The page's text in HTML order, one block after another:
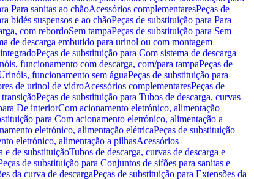
Para sanitas ao chãoAcessórios complementaresPeças de
bidés suspensos e ao chãoPeças de substituição para Para
com rebordoSem tampaPeças de substituição para Sem
de descarga embutido para urinol ou com montagem
Peças de substituição para Com sistema de descarga
funcionamento com descarga, com/para tampaPeças de
funcionamento sem águaPeças de substituição para
de urinol de vidroAcessórios complementaresPeças de
Peças de substituição para Tubos de descarga, curvas
De interiorCom acionamento eletrónico, alimentação
para Com acionamento eletrónico, alimentação a
eletrónico, alimentação elétricaPeças de substituição
eletrónico, alimentação a pilhasAcessórios
e de substituiçãoTubos de descarga, curvas de descarga e
de substituição para Conjuntos de sifões para sanitas e
da curva de descargaPeças de substituição para Extensões da